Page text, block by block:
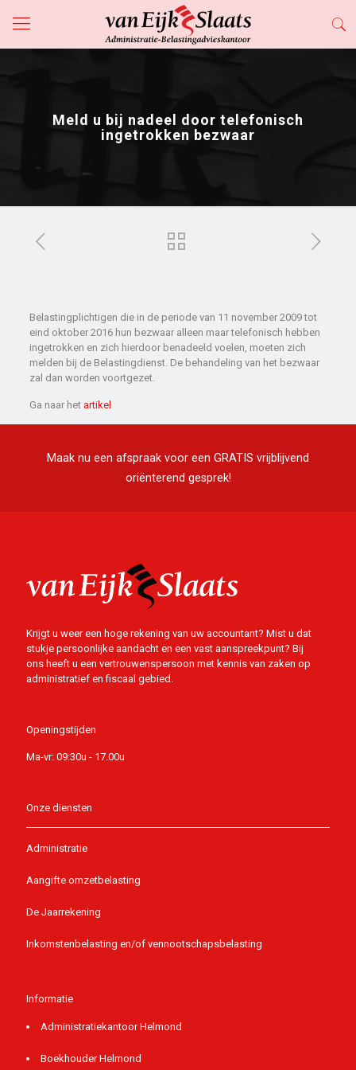
Meld u bij nadeel door telefonisch
ingetrokken bezwaar
Belastingplichtigen die in de periode van 11 november 2009 tot
eind oktober 2016 hun bezwaar alleen maar telefonisch hebben
ingetrokken en zich hierdoor benadeeld voelen, moeten zich
melden bij de Belastingdienst. De behandeling van het bezwaar
zal dan worden voortgezet.
Ga naar het artikel
Maak nu een afspraak voor een GRATIS vrijblijvend
oriënterend gesprek!
Krijgt u weer een hoge rekening van uw accountant? Mist u dat
stukje persoonlijke aandacht en een vast aanspreekpunt? Bij
ons heeft u een vertrouwenspersoon met kennis van zaken op
administratief en fiscaal gebied.
Openingstijden
Ma-vr: 09:30u - 17.00u
Onze diensten
Administratie
Aangifte omzetbelasting
De Jaarrekening
Inkomstenbelasting en/of vennootschapsbelasting
Informatie
Administratiekantoor Helmond
Boekhouder Helmond